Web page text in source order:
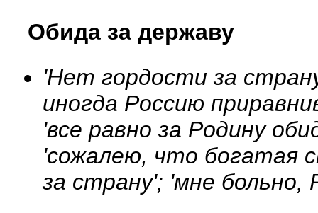
Обида за державу
'Нет гордости за
иногда Россию
'все равно за Родину
'сожалею, что богатая
за страну'; 'мне